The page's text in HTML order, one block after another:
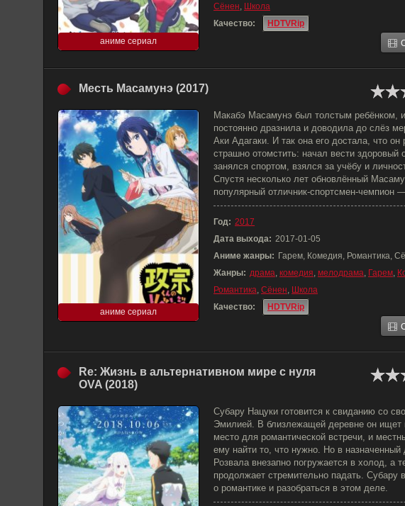
аниме сериал
Сёнен, Школа
Качество:
HDTVRip
Месть Масамунэ (2017)
аниме сериал
Макабэ Масамунэ был толстым ребёнком,
постоянно дразнила и доводила до слёз
Аки Адагаки. И так она его достала, что он
страшно отомстить: начал вести здоровый
занялся спортом, взялся за учёбу и
Спустя несколько лет обновлённый
популярный отличник-спортсмен-чемпион
Год: 2017
Дата выхода: 2017-01-05
Аниме жанры: Гарем, Комедия, Романтика,
Жанры: драма, комедия, мелодрама, Гарем,
Романтика, Сёнен, Школа
Качество:
HDTVRip
Re: Жизнь в альтернативном мире с нуля
OVA (2018)
Субару Нацуки готовится к свиданию со
Эмилией. В близлежащей деревне он ищет
место для романтической встречи, и
ему найти то, что нужно. Но в назначенный
Розвала внезапно погружается в холод, а
продолжает стремительно падать. Субару
о романтике и разобраться в этом деле.